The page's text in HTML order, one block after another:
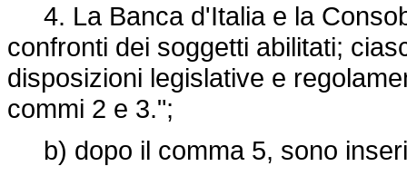
4. La Banca d'Italia e la
confronti dei soggetti abilitati;
disposizioni legislative e
commi 2 e 3.";
b) dopo il comma 5, sono